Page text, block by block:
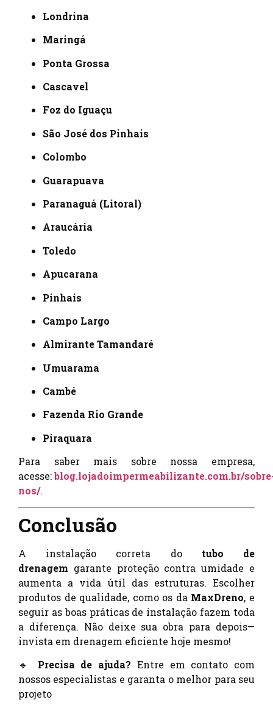
Londrina
Maringá
Ponta Grossa
Cascavel
Foz do Iguaçu
São José dos Pinhais
Colombo
Guarapuava
Paranaguá (Litoral)
Araucária
Toledo
Apucarana
Pinhais
Campo Largo
Almirante Tamandaré
Umuarama
Cambé
Fazenda Rio Grande
Piraquara
Para saber mais sobre nossa empresa,
acesse:blog.lojadoimpermeabilizante.com.br/
nos/.
Conclusão
A instalação correta do tubo de
drenagem garante proteção contra umidade e
aumenta a vida útil das estruturas. Escolher
produtos de qualidade, como os da MaxDreno, e
seguir as boas práticas de instalação fazem toda
a diferença. Não deixe sua obra para depois—
invista em drenagem eficiente hoje mesmo!
🔹 Precisa de ajuda? Entre em contato com
nossos especialistas e garanta o melhor para seu
projeto